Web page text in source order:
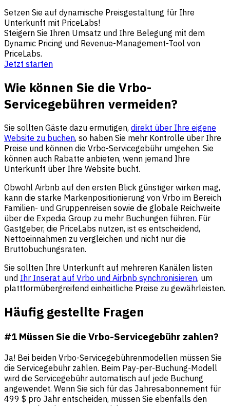
Setzen Sie auf dynamische Preisgestaltung für Ihre
Unterkunft mit PriceLabs!
Steigern Sie Ihren Umsatz und Ihre Belegung mit dem
Dynamic Pricing und Revenue-Management-Tool von
PriceLabs.
Jetzt starten
Wie können Sie die Vrbo-
Servicegebühren vermeiden?
Sie sollten Gäste dazu ermutigen, direkt über Ihre eigene
Website zu buchen, so haben Sie mehr Kontrolle über Ihre
Preise und können die Vrbo-Servicegebühr umgehen. Sie
können auch Rabatte anbieten, wenn jemand Ihre
Unterkunft über Ihre Website bucht.
Obwohl Airbnb auf den ersten Blick günstiger wirken mag,
kann die starke Markenpositionierung von Vrbo im Bereich
Familien- und Gruppenreisen sowie die globale Reichweite
über die Expedia Group zu mehr Buchungen führen. Für
Gastgeber, die PriceLabs nutzen, ist es entscheidend,
Nettoeinnahmen zu vergleichen und nicht nur die
Bruttobuchungsraten.
Sie sollten Ihre Unterkunft auf mehreren Kanälen listen
und Ihr Inserat auf Vrbo und Airbnb synchronisieren, um
plattformübergreifend einheitliche Preise zu gewährleisten.
Häufig gestellte Fragen
#1 Müssen Sie die Vrbo-Servicegebühr zahlen?
Ja! Bei beiden Vrbo-Servicegebührenmodellen müssen Sie
die Servicegebühr zahlen. Beim Pay-per-Buchung-Modell
wird die Servicegebühr automatisch auf jede Buchung
angewendet. Wenn Sie sich für das Jahresabonnement für
499 $ pro Jahr entscheiden, müssen Sie ebenfalls den